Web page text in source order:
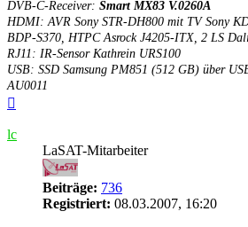
DVB-C-Receiver: Smart MX83 V.0260A
HDMI: AVR Sony STR-DH800 mit TV Sony
BDP-S370, HTPC Asrock J4205-ITX, 2 LS
RJ11: IR-Sensor Kathrein URS100
USB: SSD Samsung PM851 (512 GB) über
AU0011
lc
LaSAT-Mitarbeiter
Beiträge: 736
Registriert: 08.03.2007, 16:20